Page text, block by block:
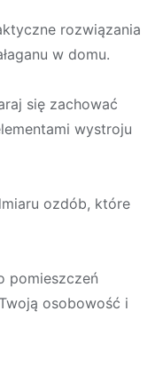
rozwiązania
w domu.
się zachować
wystroju
ozdób, które
pomieszczeń
osobowość i